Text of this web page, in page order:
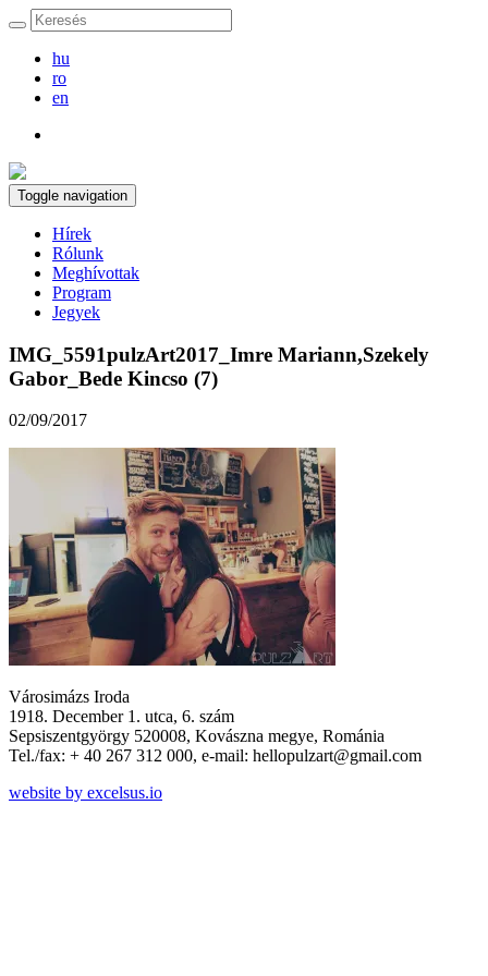
hu
ro
en
Toggle navigation
Hírek
Rólunk
Meghívottak
Program
Jegyek
IMG_5591pulzArt2017_Imre Mariann,Szekely
Gabor_Bede Kincso (7)
02/09/2017
Városimázs Iroda
1918. December 1. utca, 6. szám
Sepsiszentgyörgy 520008, Kovászna megye, Románia
Tel./fax: + 40 267 312 000, e-mail: hellopulzart@gmail.com
website by excelsus.io